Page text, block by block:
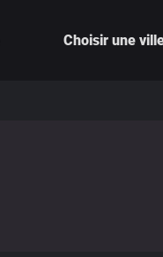
Choisir une